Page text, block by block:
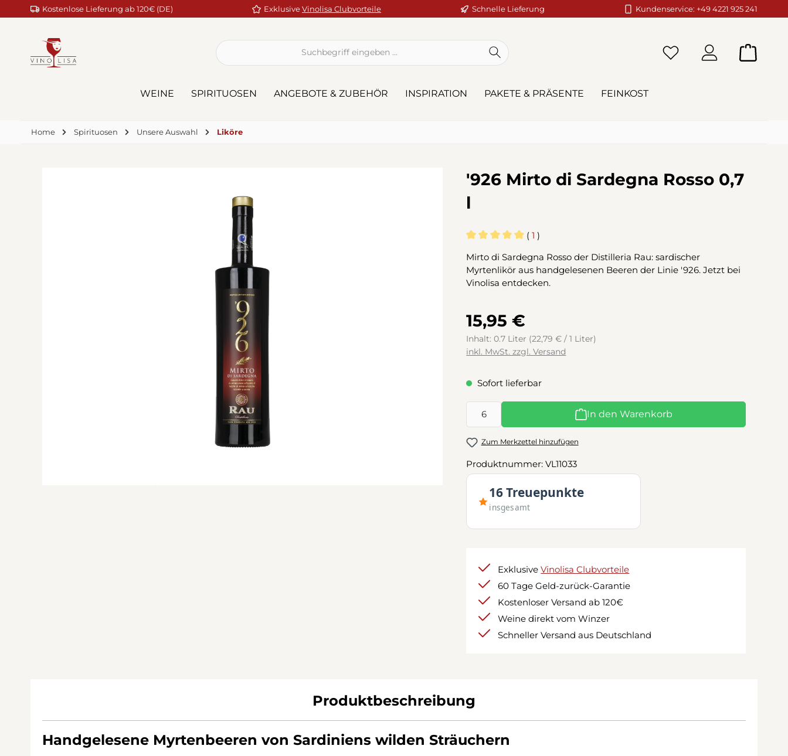
Hauptinhalt springen
Zur Suche springen
Zur Hauptnavigation springen
Kostenlose Lieferung ab 120€ (DE) ExklusiveVinolisa Clubvorteile Schnelle Lieferung Kundenservice: +49 4221 925 241
WEINE SPIRITUOSEN ANGEBOTE & ZUBEHÖR INSPIRATION PAKETE & PRÄSENTE FEINKOST
Home Spirituosen Unsere Auswahl Liköre
'926 Mirto di Sardegna Rosso 0,7
l
( 1 )
Mirto di Sardegna Rosso der Distilleria Rau: sardischer
Myrtenlikör aus handgelesenen Beeren der Linie '926. Jetzt bei
Vinolisa entdecken.
15,95 €
Inhalt:0.7 Liter (22,79 € / 1 Liter)
inkl. MwSt. zzgl. Versand
Sofort lieferbar
Produkt Anzahl: Gib den gewünschten Wert ein oder benutze die
In den Warenkorb
Zum Merkzettel hinzufügen
Produktnummer:VL11033
16 Treuepunkte
insgesamt
ExklusiveVinolisa Clubvorteile
60 Tage Geld-zurück-Garantie
Kostenloser Versand ab 120€
Weine direkt vom Winzer
Schneller Versand aus Deutschland
Produktbeschreibung
Handgelesene Myrtenbeeren von Sardiniens wilden Sträuchern